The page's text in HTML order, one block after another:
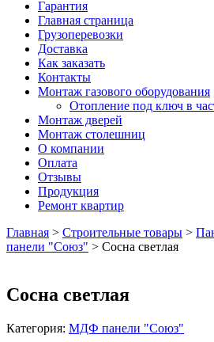
Гарантия
Главная страница
Грузоперевозки
Доставка
Как заказать
Контакты
Монтаж газового оборудования
Отопление под ключ в
Монтаж дверей
Монтаж столешниц
О компании
Оплата
Отзывы
Продукция
Ремонт квартир
Главная > Строительные товары >
панели "Союз" > Сосна светлая
Сосна светлая
Категория: МДФ панели "Союз"